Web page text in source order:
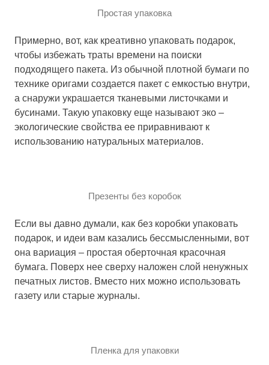
Простая упаковка
Примерно, вот, как креативно упаковать подарок,
чтобы избежать траты времени на поиски
подходящего пакета. Из обычной плотной бумаги по
технике оригами создается пакет с емкостью внутри,
а снаружи украшается тканевыми листочками и
бусинами. Такую упаковку еще называют эко –
экологические свойства ее приравнивают к
использованию натуральных материалов.
Презенты без коробок
Если вы давно думали, как без коробки упаковать
подарок, и идеи вам казались бессмысленными, вот
она вариация – простая оберточная красочная
бумага. Поверх нее сверху наложен слой ненужных
печатных листов. Вместо них можно использовать
газету или старые журналы.
Пленка для упаковки